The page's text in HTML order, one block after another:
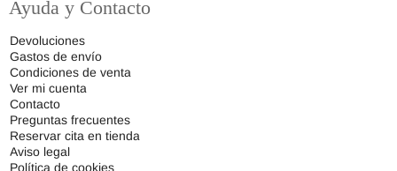
Ayuda y Contacto
Devoluciones
Gastos de envío
Condiciones de venta
Ver mi cuenta
Contacto
Preguntas frecuentes
Reservar cita en tienda
Aviso legal
Política de cookies